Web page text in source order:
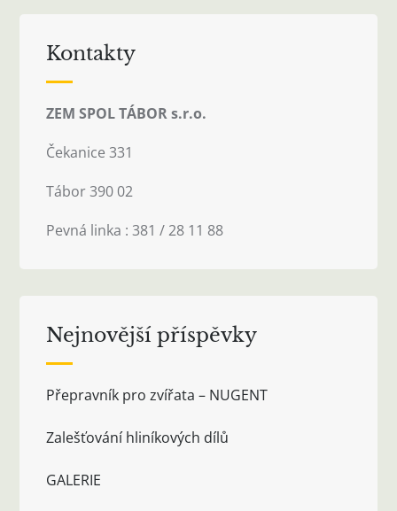
Kontakty
ZEM SPOL TÁBOR s.r.o.
Čekanice 331
Tábor 390 02
Pevná linka : 381 / 28 11 88
Nejnovější příspěvky
Přepravník pro zvířata – NUGENT
Zalešťování hliníkových dílů
GALERIE